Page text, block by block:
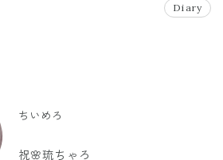
Diary
ちいめろ
祝🌸琉ちゃろ